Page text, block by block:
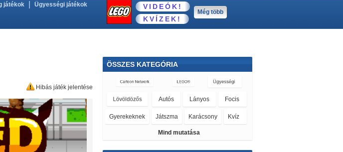
játékok Ügyességi játékok
VIDEÓK!
KVÍZEK!
Még több
Hibás játék jelentése
ÖSSZES KATEGÓRIA
Böngészős
Mind mutatása